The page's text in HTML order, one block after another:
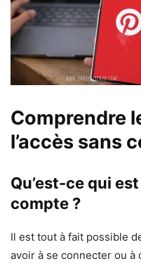
Comprendre
l’accès sans
Qu’est-ce qui
compte ?
Il est tout à fait possible
avoir à se connecter ou à